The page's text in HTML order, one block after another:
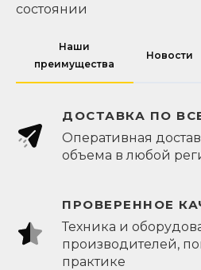
состоянии
Наши
преимущества
Новости
ДОСТАВКА ПО
Оперативная
объема в любой
ПРОВЕРЕННОЕ
Техника и
производителей,
практике